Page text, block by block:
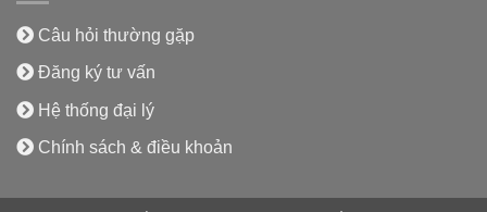
Câu hỏi thường gặp
Đăng ký tư vấn
Hệ thống đại lý
Chính sách & điều khoản